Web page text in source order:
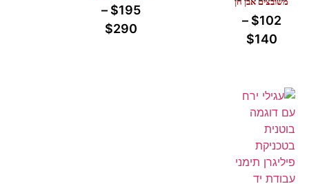
$102
–
$140
$195
–
$290